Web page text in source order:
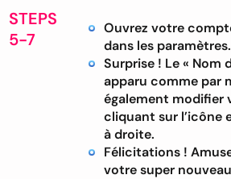
STEPS
5-7
Ouvrez votre
dans les paramètres.
Surprise ! Le « Nom
apparu comme par
également modifier
cliquant sur l’icône
à droite.
Félicitations !
votre super